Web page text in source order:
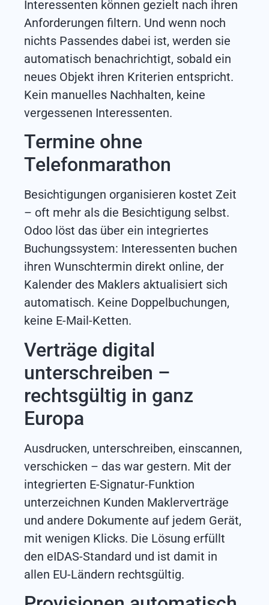
Interessenten können gezielt nach ihren
Anforderungen filtern. Und wenn noch
nichts Passendes dabei ist, werden sie
automatisch benachrichtigt, sobald ein
neues Objekt ihren Kriterien entspricht.
Kein manuelles Nachhalten, keine
vergessenen Interessenten.
Termine ohne
Telefonmarathon
Besichtigungen organisieren kostet Zeit
– oft mehr als die Besichtigung selbst.
Odoo löst das über ein integriertes
Buchungssystem: Interessenten buchen
ihren Wunschtermin direkt online, der
Kalender des Maklers aktualisiert sich
automatisch. Keine Doppelbuchungen,
keine E-Mail-Ketten.
Verträge digital
unterschreiben –
rechtsgültig in ganz
Europa
Ausdrucken, unterschreiben, einscannen,
verschicken – das war gestern. Mit der
integrierten E-Signatur-Funktion
unterzeichnen Kunden Maklerverträge
und andere Dokumente auf jedem Gerät,
mit wenigen Klicks. Die Lösung erfüllt
den eIDAS-Standard und ist damit in
allen EU-Ländern rechtsgültig.